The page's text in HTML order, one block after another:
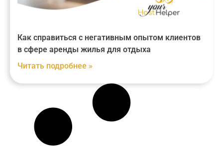
Как справиться с негативным опытом клиентов
в сфере аренды жилья для отдыха
Читать подробнее »